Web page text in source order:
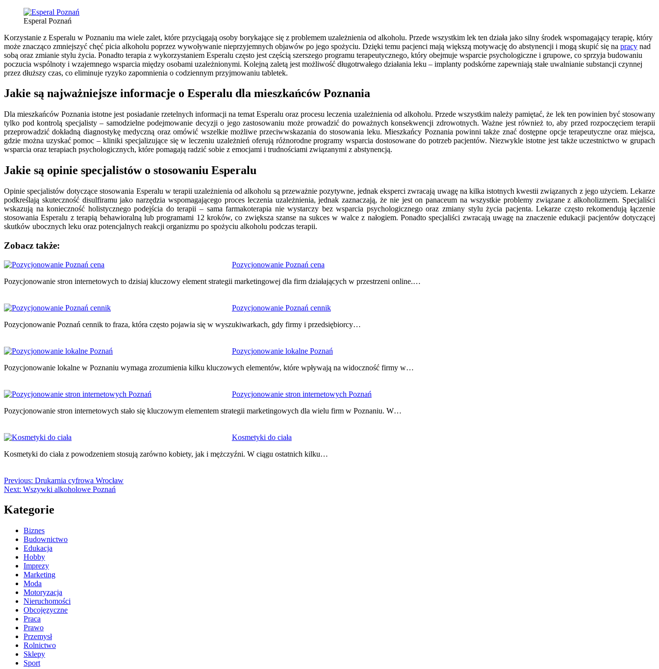
Esperal Poznań
Korzystanie z Esperalu w Poznaniu ma wiele zalet, które przyciągają osoby borykające się z problemem uzależnienia od alkoholu. Przede wszystkim lek ten działa jako silny środek wspomagający terapię, który
może znacząco zmniejszyć chęć picia alkoholu poprzez wywoływanie nieprzyjemnych objawów po jego spożyciu. Dzięki temu pacjenci mają większą motywację do abstynencji i mogą skupić się na pracy nad
sobą oraz zmianie stylu życia. Ponadto terapia z wykorzystaniem Esperalu często jest częścią szerszego programu terapeutycznego, który obejmuje wsparcie psychologiczne i grupowe, co sprzyja budowaniu
poczucia wspólnoty i wzajemnego wsparcia między osobami uzależnionymi. Kolejną zaletą jest możliwość długotrwałego działania leku – implanty podskórne zapewniają stałe uwalnianie substancji czynnej
przez dłuższy czas, co eliminuje ryzyko zapomnienia o codziennym przyjmowaniu tabletek.
Jakie są najważniejsze informacje o Esperalu dla mieszkańców Poznania
Dla mieszkańców Poznania istotne jest posiadanie rzetelnych informacji na temat Esperalu oraz procesu leczenia uzależnienia od alkoholu. Przede wszystkim należy pamiętać, że lek ten powinien być stosowany
tylko pod kontrolą specjalisty – samodzielne podejmowanie decyzji o jego zastosowaniu może prowadzić do poważnych konsekwencji zdrowotnych. Ważne jest również to, aby przed rozpoczęciem terapii
przeprowadzić dokładną diagnostykę medyczną oraz omówić wszelkie możliwe przeciwwskazania do stosowania leku. Mieszkańcy Poznania powinni także znać dostępne opcje terapeutyczne oraz miejsca,
gdzie można uzyskać pomoc – kliniki specjalizujące się w leczeniu uzależnień oferują różnorodne programy wsparcia dostosowane do potrzeb pacjentów. Niezwykle istotne jest także uczestnictwo w grupach
wsparcia oraz terapiach psychologicznych, które pomagają radzić sobie z emocjami i trudnościami związanymi z abstynencją.
Jakie są opinie specjalistów o stosowaniu Esperalu
Opinie specjalistów dotyczące stosowania Esperalu w terapii uzależnienia od alkoholu są przeważnie pozytywne, jednak eksperci zwracają uwagę na kilka istotnych kwestii związanych z jego użyciem. Lekarze
podkreślają skuteczność disulfiramu jako narzędzia wspomagającego proces leczenia uzależnienia, jednak zaznaczają, że nie jest on panaceum na wszystkie problemy związane z alkoholizmem. Specjaliści
wskazują na konieczność holistycznego podejścia do terapii – sama farmakoterapia nie wystarczy bez wsparcia psychologicznego oraz zmiany stylu życia pacjenta. Lekarze często rekomendują łączenie
stosowania Esperalu z terapią behawioralną lub programami 12 kroków, co zwiększa szanse na sukces w walce z nałogiem. Ponadto specjaliści zwracają uwagę na znaczenie edukacji pacjentów dotyczącej
skutków ubocznych leku oraz potencjalnych reakcji organizmu po spożyciu alkoholu podczas terapii.
Zobacz także:
Pozycjonowanie Poznań cena
Pozycjonowanie stron internetowych to dzisiaj kluczowy element strategii marketingowej dla firm działających w przestrzeni online.…
Pozycjonowanie Poznań cennik
Pozycjonowanie Poznań cennik to fraza, która często pojawia się w wyszukiwarkach, gdy firmy i przedsiębiorcy…
Pozycjonowanie lokalne Poznań
Pozycjonowanie lokalne w Poznaniu wymaga zrozumienia kilku kluczowych elementów, które wpływają na widoczność firmy w…
Pozycjonowanie stron internetowych Poznań
Pozycjonowanie stron internetowych stało się kluczowym elementem strategii marketingowych dla wielu firm w Poznaniu. W…
Kosmetyki do ciała
Kosmetyki do ciała z powodzeniem stosują zarówno kobiety, jak i mężczyźni. W ciągu ostatnich kilku…
Nawigacja
wpisu
Previous: Drukarnia cyfrowa Wrocław
Next: Wszywki alkoholowe Poznań
Kategorie
Biznes
Budownictwo
Edukacja
Hobby
Imprezy
Marketing
Moda
Motoryzacja
Nieruchomości
Obcojęzyczne
Praca
Prawo
Przemysł
Rolnictwo
Sklepy
Sport